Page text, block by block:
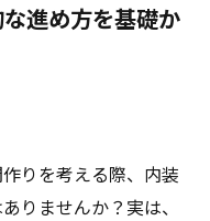
進め方を基礎か
りを考える際、内装
りませんか？実は、